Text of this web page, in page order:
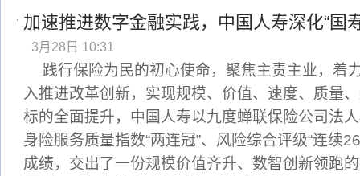
加速推进数字金融实践，中国人寿深化“国
3月28日 10:31
践行保险为民的初心使命，聚焦主责主业，着
入推进改革创新，实现规模、价值、速度、质量
标的全面提升，中国人寿以九度蝉联保险公司法
身险服务质量指数“两连冠”、风险综合评级“连续
成绩，交出了一份规模价值齐升、数智创新领跑